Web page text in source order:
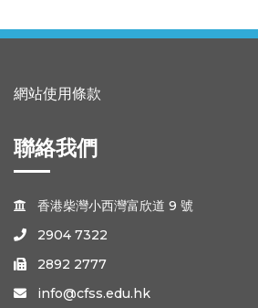
網站使用條款
聯絡我們
 香港柴灣小西灣富欣道 9 號
 2904 7322
 2892 2777
 info@cfss.edu.hk